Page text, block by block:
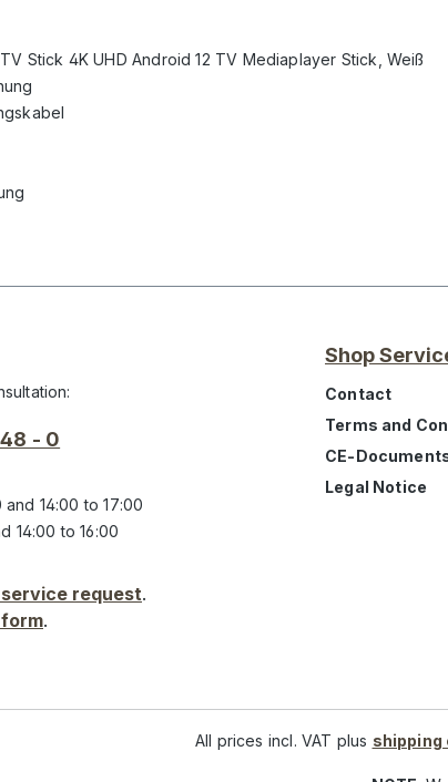
Stick 4K UHD Android 12 TV Mediaplayer Stick, Weiß
- 0
14:00 to 17:00
14:00 to 16:00
request.
.
Shop
Contact
Terms and
CE-
Legal Notice
All prices incl. VAT plus shipping